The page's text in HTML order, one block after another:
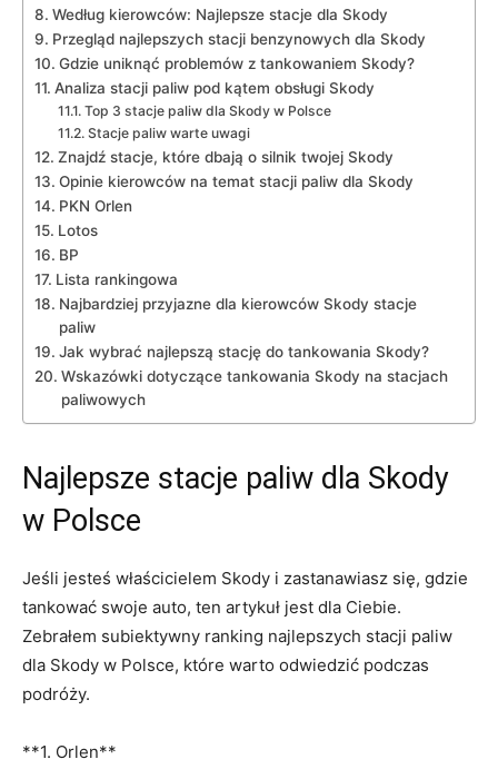
Według kierowców: Najlepsze stacje dla Skody
Przegląd najlepszych stacji benzynowych dla Skody
Gdzie uniknąć problemów z tankowaniem Skody?
Analiza stacji paliw pod kątem obsługi Skody
Top 3 stacje paliw dla Skody w Polsce
Stacje paliw warte uwagi
Znajdź stacje, które dbają o silnik twojej Skody
Opinie kierowców na temat stacji paliw dla Skody
PKN Orlen
Lotos
BP
Lista rankingowa
Najbardziej przyjazne dla kierowców Skody stacje
paliw
Jak wybrać najlepszą stację do tankowania Skody?
Wskazówki dotyczące tankowania Skody na stacjach
paliwowych
Najlepsze stacje paliw dla Skody
w Polsce
Jeśli jesteś właścicielem Skody i zastanawiasz się, gdzie
tankować swoje auto, ten artykuł jest dla Ciebie.
Zebrałem subiektywny ranking najlepszych stacji paliw
dla Skody w Polsce, które warto odwiedzić podczas
podróży.
**1. Orlen**